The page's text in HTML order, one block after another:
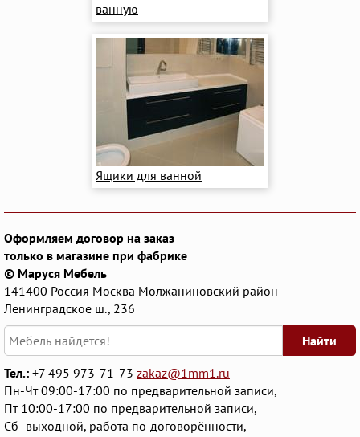
ванную
Ящики для ванной
Оформляем договор на заказ
только в магазине при фабрике
© Маруся Мебель
141400 Россия Москва Молжаниновский район
Ленинградское ш., 236
Найти
Тел.: +7 495 973-71-73 zakaz@1mm1.ru
Пн-Чт 09:00-17:00 по предварительной записи,
Пт 10:00-17:00 по предварительной записи,
Сб -выходной, работа по-договорённости,